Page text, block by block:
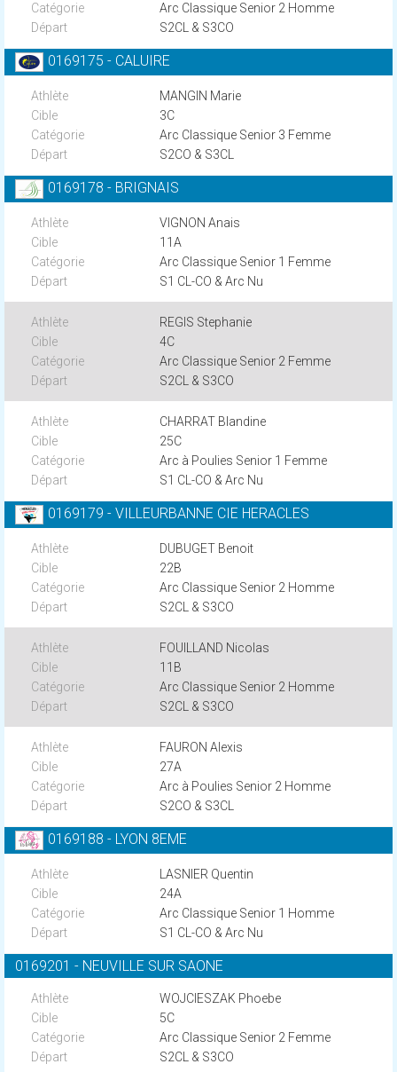
Arc Classique Senior 2 Homme
S2CL & S3CO
0169175 - CALUIRE
MANGIN Marie
3C
Arc Classique Senior 3 Femme
S2CO & S3CL
0169178 - BRIGNAIS
VIGNON Anais
11A
Arc Classique Senior 1 Femme
S1 CL-CO & Arc Nu
REGIS Stephanie
4C
Arc Classique Senior 2 Femme
S2CL & S3CO
CHARRAT Blandine
25C
Arc à Poulies Senior 1 Femme
S1 CL-CO & Arc Nu
0169179 - VILLEURBANNE CIE HERACLES
DUBUGET Benoit
22B
Arc Classique Senior 2 Homme
S2CL & S3CO
FOUILLAND Nicolas
11B
Arc Classique Senior 2 Homme
S2CL & S3CO
FAURON Alexis
27A
Arc à Poulies Senior 2 Homme
S2CO & S3CL
0169188 - LYON 8EME
LASNIER Quentin
24A
Arc Classique Senior 1 Homme
S1 CL-CO & Arc Nu
0169201 - NEUVILLE SUR SAONE
WOJCIESZAK Phoebe
5C
Arc Classique Senior 2 Femme
S2CL & S3CO